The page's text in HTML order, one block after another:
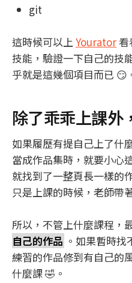
git
這時候可以上 Yourator看
技能，驗證一下自己的技
乎就是這幾個項目而已 😏
除了乖乖上課外
如果履歷有提自己上了什
當成作品集時，就要小心
就找到了一整頁長一樣的
只是上課的時候，老師帶
所以，不管上什麼課程，
自己的作品 。如果暫時
練習的作品修到有自己的
什麼課 🤣。